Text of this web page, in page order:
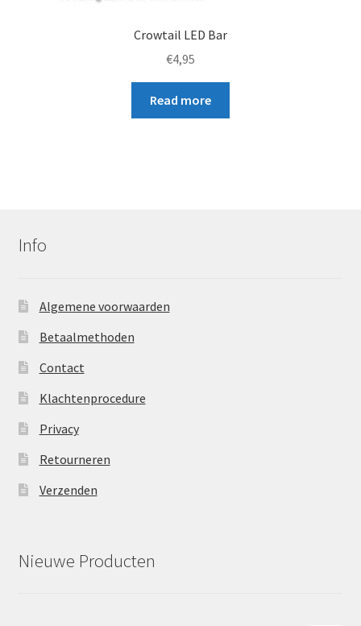
Crowtail LED Bar
€4,95
Read more
Info
Algemene voorwaarden
Betaalmethoden
Contact
Klachtenprocedure
Privacy
Retourneren
Verzenden
Nieuwe Producten